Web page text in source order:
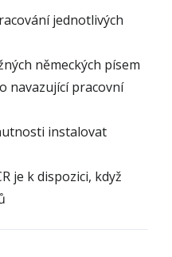
jednotlivých
německých písem
navazující pracovní
instalovat
je k dispozici, když